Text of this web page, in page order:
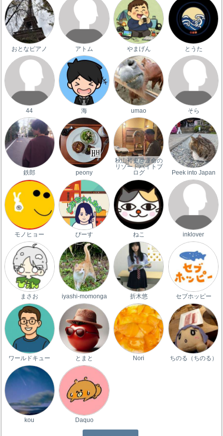
おとなピアノ アトム やまげん とうた
44 海 umao そら
鉄郎 peony
秋山裕史@運命の
リゾートバイトブ
ログ
Peek into Japan
モノヒョー ぴーす ねこ inklover
まさお iyashi-momonga 折木悠 セブホッピー
ワールドキュー とまと Nori ちのる（ちのる）
kou Daquo